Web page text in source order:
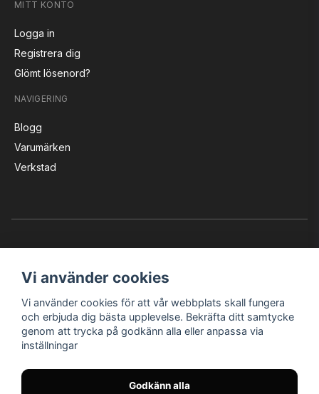
MITT KONTO
Logga in
Registrera dig
Glömt lösenord?
NAVIGERING
Blogg
Varumärken
Verkstad
© Nilssons MC - Allt för dig & din MC
Instagram Facebook YouTube
Vi använder cookies
Vi använder cookies för att vår webbplats skall fungera
och erbjuda dig bästa upplevelse. Bekräfta ditt samtycke
genom att trycka på godkänn alla eller anpassa via
inställningar
Godkänn alla